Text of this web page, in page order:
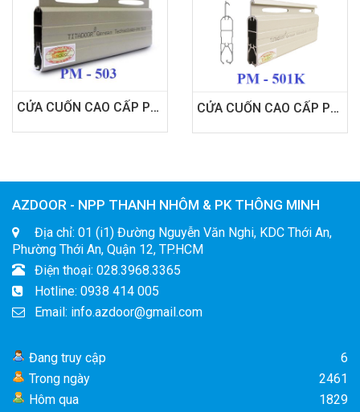
CỬA CUỐN CAO CẤP PM503 CỬA CUỐN CAO CẤP PM501K
AZDOOR - NPP THANH NHÔM & PK THÔNG MINH
Địa chỉ: 01 (i1) Đường Nguyễn Văn Nghi, KDC Thới An,
Phường Thới An, Quận 12, TP.HCM
Điện thoại: 028.3968.3365
Hotline: 0938 414 005
Email: info.azdoor@gmail.com
Đang truy cập
6
Trong ngày
2461
Hôm qua
1829